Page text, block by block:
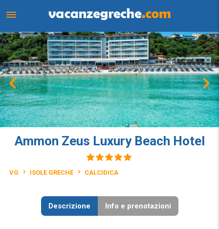
Ammon Zeus Luxury Beach Hotel
VG ISOLE GRECHE CALCIDICA
Descrizione Info e prenotazioni